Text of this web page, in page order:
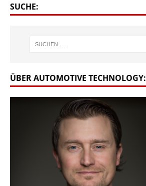
SUCHE:
ÜBER AUTOMOTIVE TECHNOLOGY: